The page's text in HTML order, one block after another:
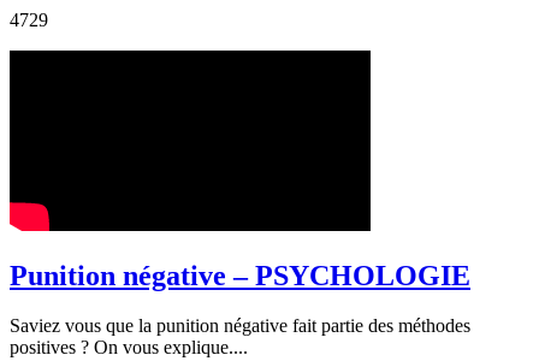
4729
Punition négative – PSYCHOLOGIE
Saviez vous que la punition négative fait partie des méthodes
positives ? On vous explique....